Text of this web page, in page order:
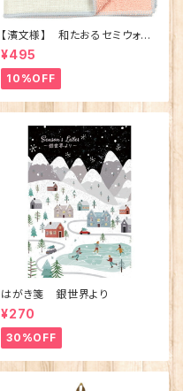
【濱文様】 和たおるセミウォッ
シュ ごきげんハシビロコウ
(日本製)
¥495
10%OFF
はがき箋 銀世界より
¥270
30%OFF